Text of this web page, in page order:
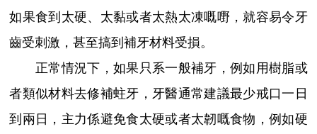
如果食到太硬、太黏或者太熱太凍嘅嘢，就容易令牙
齒受刺激，甚至搞到補牙材料受損。
正常情況下，如果只系一般補牙，例如用樹脂或
者類似材料去修補蛀牙，牙醫通常建議最少戒口一日
到兩日，主力係避免食太硬或者太韌嘅食物，例如硬